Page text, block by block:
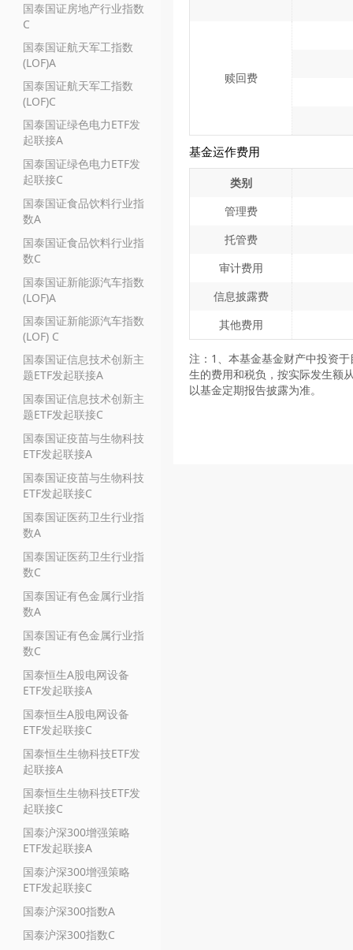
国泰国证房地产行业指数
C
国泰国证航天军工指数
(LOF)A
国泰国证航天军工指数
(LOF)C
国泰国证绿色电力ETF发
起联接A
国泰国证绿色电力ETF发
起联接C
国泰国证食品饮料行业指
数A
国泰国证食品饮料行业指
数C
国泰国证新能源汽车指数
(LOF)A
国泰国证新能源汽车指数
(LOF) C
国泰国证信息技术创新主
题ETF发起联接A
国泰国证信息技术创新主
题ETF发起联接C
国泰国证疫苗与生物科技
ETF发起联接A
国泰国证疫苗与生物科技
ETF发起联接C
国泰国证医药卫生行业指
数A
国泰国证医药卫生行业指
数C
国泰国证有色金属行业指
数A
国泰国证有色金属行业指
数C
国泰恒生A股电网设备
ETF发起联接A
国泰恒生A股电网设备
ETF发起联接C
国泰恒生生物科技ETF发
起联接A
国泰恒生生物科技ETF发
起联接C
国泰沪深300增强策略
ETF发起联接A
国泰沪深300增强策略
ETF发起联接C
国泰沪深300指数A
国泰沪深300指数C
赎回费
基金运作费用
类别
管理费
托管费
审计费用
信息披露费
其他费用
注：1、本基金基金财产中投资
生的费用和税负，按实际发生额
以基金定期报告披露为准。